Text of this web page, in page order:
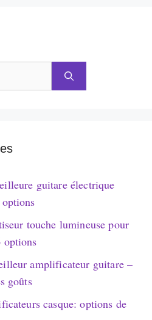
guitare électrique
touche lumineuse pour
amplificateur guitare –
goûts
casque: options de